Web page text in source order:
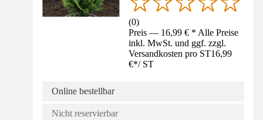
(0)
Preis — 16,99 € * Alle Preise
inkl. MwSt. und ggf. zzgl.
Versandkosten pro ST16,99
€*/ ST
Online bestellbar
Nicht reservierbar